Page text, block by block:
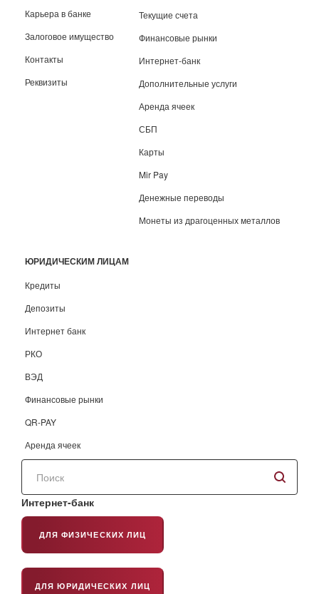
Карьера в банке
Залоговое имущество
Контакты
Реквизиты
Текущие счета
Финансовые рынки
Интернет-банк
Дополнительные услуги
Аренда ячеек
СБП
Карты
Mir Pay
Денежные переводы
Монеты из драгоценных металлов
ЮРИДИЧЕСКИМ ЛИЦАМ
Кредиты
Депозиты
Интернет банк
РКО
ВЭД
Финансовые рынки
QR-PAY
Аренда ячеек
Поиск
сайту
Интернет-банк
ДЛЯ ФИЗИЧЕСКИХ ЛИЦ
ДЛЯ ЮРИДИЧЕСКИХ ЛИЦ